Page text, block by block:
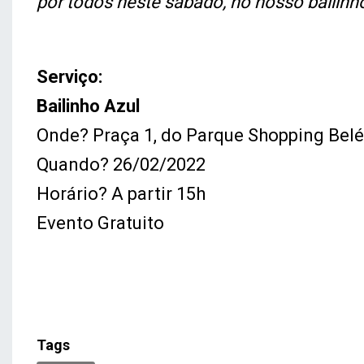
Serviço:
Bailinho Azul
Onde? Praça 1, do Parque Shopping
Quando? 26/02/2022
Horário? A partir 15h
Evento Gratuito
Tags